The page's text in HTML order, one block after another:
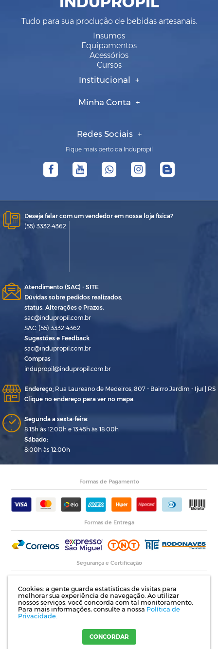
Cookies: a gente guarda estatísticas de visitas para
melhorar sua experiência de navegação. Ao utilizar
nossos serviços, você concorda com tal monitoramento.
Para mais informações, consulte a nossa Política de
Privacidade.
CONCORDAR
Tudo para sua produção de bebidas artesanais.
Insumos
Equipamentos
Acessórios
Cursos
Institucional
Minha Conta
Redes Sociais
Fique mais perto da Indupropil
Deseja falar com um vendedor em nossa loja física?
(55) 3332-4362
Atendimento (SAC) - SITE
Dúvidas sobre pedidos realizados,
status, Alterações e Prazos.
sac@indupropil.com.br
SAC: (55) 3332-4362
Sugestões e Feedback
sac@indupropil.com.br
Compras
indupropil@indupropil.com.br
Endereço: Rua Laureano de Medeiros, 807 - Bairro Jardim - Ijuí | RS
Clique no endereço para ver no mapa.
Segunda a sexta-feira:
8:15h às 12:00h e 13:45h às 18:00h
Sábado:
8:00h às 12:00h
Formas de Pagamento
Formas de Entrega
Segurança e Certificação
Razão Social: Indupropil Indústria e Comércio Ltda | CNPJ: 00.774.194/0001-82 |
Rodovia RS 155, Km 1 esq. Rua Laureano de Medeiros, 782- Ijuí | RS